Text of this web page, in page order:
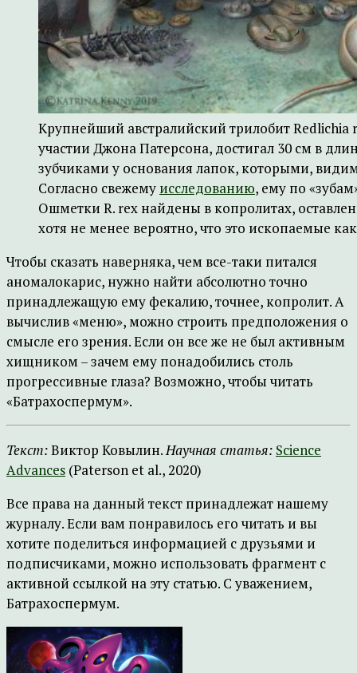
Крупнейший австралийский трилобит Redlichia
участии Джона Патерсона, достигал 30 см в
зубчиками у основания лапок, которыми,
Согласно свежему исследованию, ему по
Ошметки R. rex найдены в копролитах,
хотя не менее вероятно, что это ископаемые
Чтобы сказать наверняка, чем все-таки питался
аномалокарис, нужно найти абсолютно точно
принадлежащую ему фекалию, точнее, копролит. А
вычислив «меню», можно строить предположения о
смысле его зрения. Если он все же не был активным
хищником – зачем ему понадобились столь
прогрессивные глаза? Возможно, чтобы читать
«Батрахоспермум».
Текст:Виктор Ковылин.Научная статья: Science
Advances (Paterson et al., 2020)
Все права на данный текст принадлежат нашему
журналу. Если вам понравилось его читать и вы
хотите поделиться информацией с друзьями и
подписчиками, можно использовать фрагмент с
активной ссылкой на эту статью. С уважением,
Батрахоспермум.